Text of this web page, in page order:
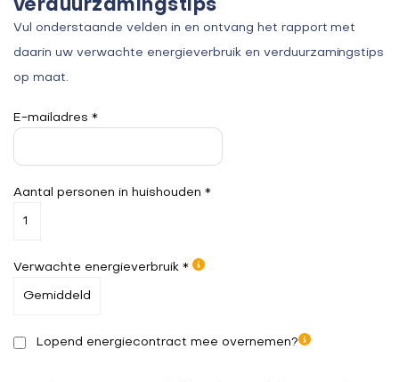
verduurzamingstips
Vul onderstaande velden in en ontvang het rapport met
daarin uw verwachte energieverbruik en verduurzamingstips
op maat.
E-mailadres *
Aantal personen in huishouden *
Verwachte energieverbruik *
Lopend energiecontract mee overnemen?